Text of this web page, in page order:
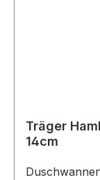
Träger
14cm